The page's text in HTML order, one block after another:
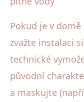
Pokud je v
zvažte instalaci
technické
původní
a maskujte